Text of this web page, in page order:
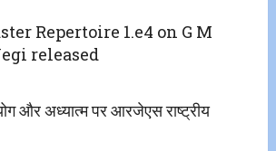
Repertoire 1.e4 on G M
released
और अध्यात्म पर आरजेएस राष्ट्रीय